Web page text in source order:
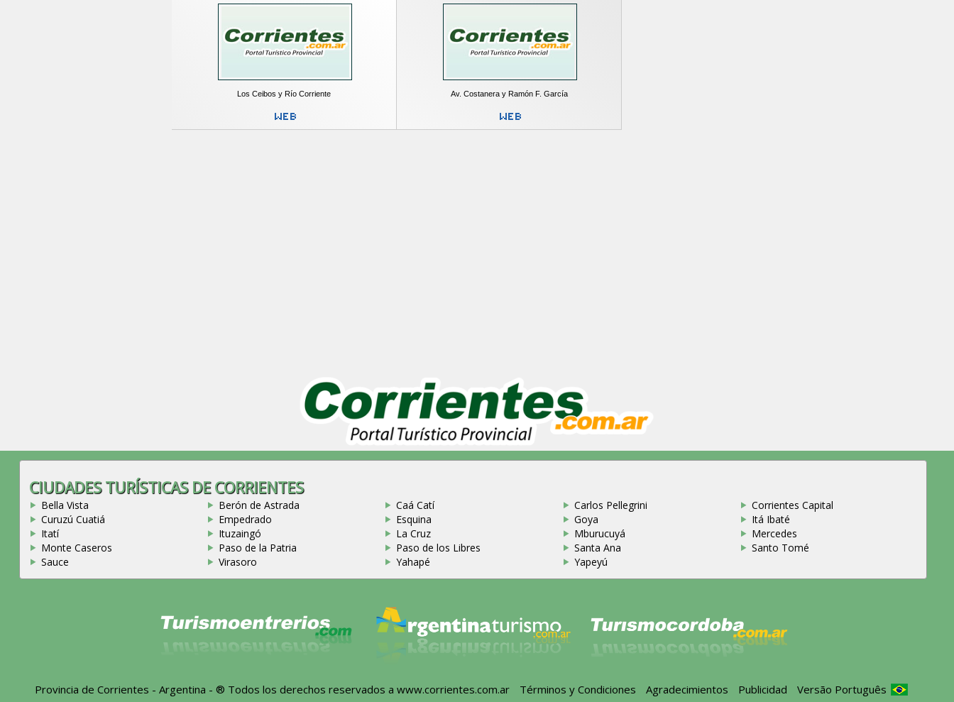
Los Ceibos y Río Corriente Av. Costanera y Ramón F. García
CIUDADES TURÍSTICAS DE CORRIENTES
Bella Vista Berón de Astrada Caá Catí Carlos Pellegrini
Corrientes Capital
Curuzú Cuatiá
Empedrado Esquina Goya
Itá Ibaté
Itatí
Ituzaingó La Cruz Mburucuyá
Mercedes
Monte Caseros
Paso de la Patria Paso de los Libres Santa Ana
Santo Tomé
Sauce
Virasoro Yahapé Yapeyú
Provincia de Corrientes - Argentina - ® Todos los derechos reservados a www.corrientes.com.ar Términos y Condiciones -Agradecimientos Publicidad -Versão Português